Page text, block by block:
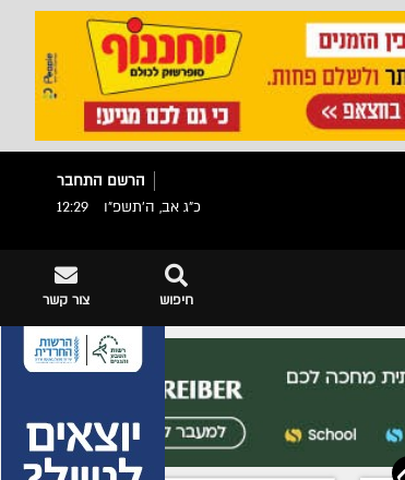
הרשם התחבר
כ"ג אב, ה׳תשפ״ו
12:29
צור קשר חיפוש